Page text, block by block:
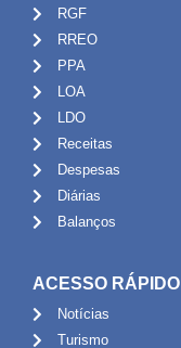
RGF
RREO
PPA
LOA
LDO
Receitas
Despesas
Diárias
Balanços
ACESSO RÁPIDO
Notícias
Turismo